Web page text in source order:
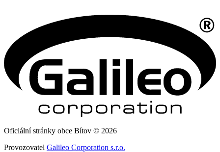
Oficiální stránky obce Bítov © 2026
Provozovatel Galileo Corporation s.r.o.